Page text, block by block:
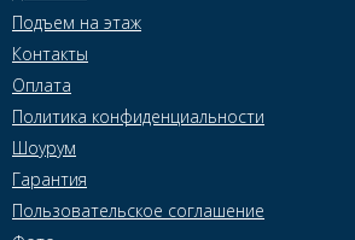
Подъем на этаж
Контакты
Оплата
Политика конфиденциальности
Шоурум
Гарантия
Пользовательское соглашение